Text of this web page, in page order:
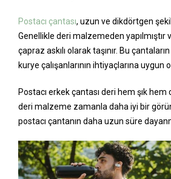
Postacı çantası, uzun ve dikdörtgen
Genellikle deri malzemeden yapılmıştır
çapraz askılı olarak taşınır. Bu
kurye çalışanlarının ihtiyaçlarına uygun
Postacı erkek çantası deri hem şık hem
deri malzeme zamanla daha iyi bir
postacı çantanın daha uzun süre